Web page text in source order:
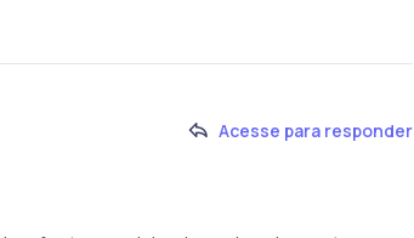
Acesse para responder